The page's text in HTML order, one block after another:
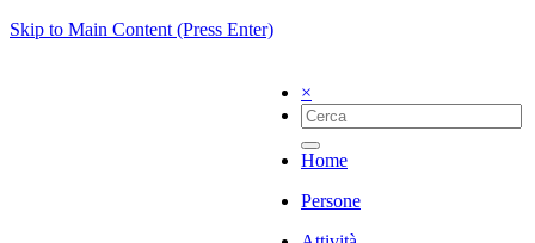
Skip to Main Content (Press Enter)
×
Home
Persone